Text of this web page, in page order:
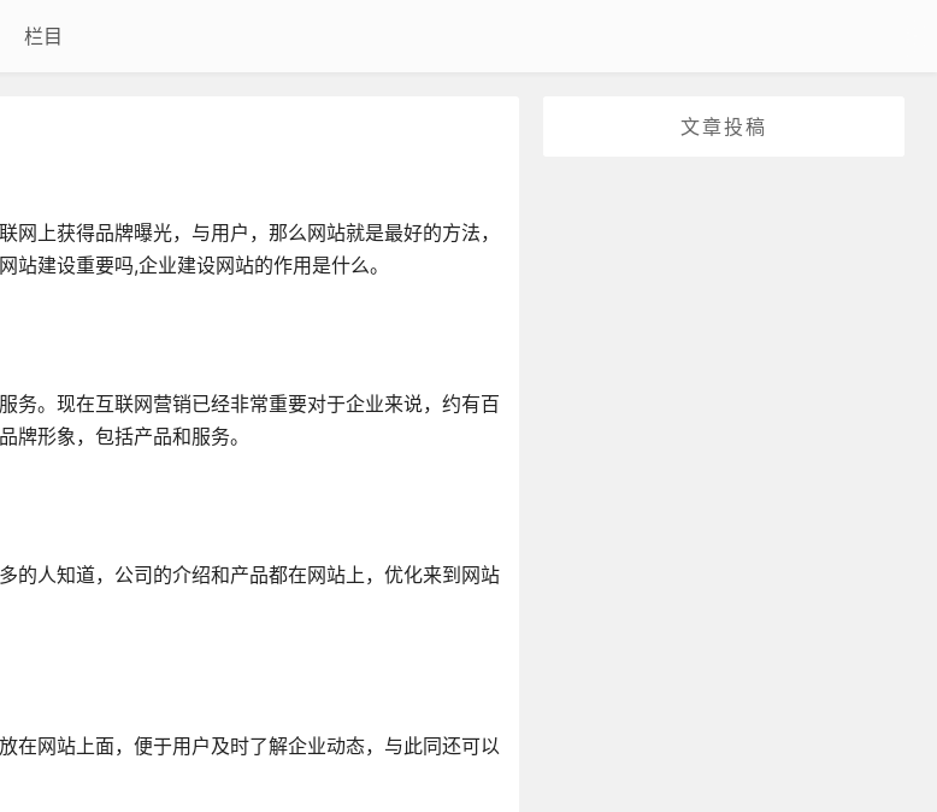
栏目
文章投稿
上获得品牌曝光，与用户，那么网站就是最好的方法，
建设重要吗,企业建设网站的作用是什么。
务。现在互联网营销已经非常重要对于企业来说，约有百
牌形象，包括产品和服务。
的人知道，公司的介绍和产品都在网站上，优化来到网站
在网站上面，便于用户及时了解企业动态，与此同还可以